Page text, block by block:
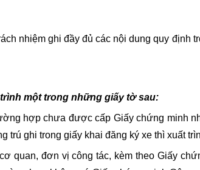
nhiệm ghi đầy đủ các nội dung quy định
một trong những giấy tờ sau:
hợp chưa được cấp Giấy chứng minh
trú ghi trong giấy khai đăng ký xe thì xuất
quan, đơn vị công tác, kèm theo Giấy